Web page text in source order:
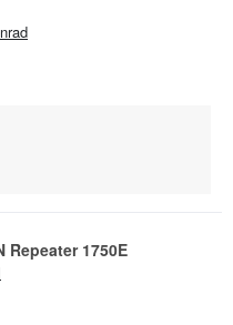
Repeater 1750E